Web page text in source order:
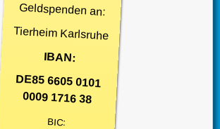
Geldspenden an:
Tierheim Karlsruhe
IBAN:
DE85 6605 0101
0009 1716 38
BIC: